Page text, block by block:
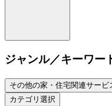
ジャンル／キーワー
その他の家・住宅関連サービ
カテゴリ選択